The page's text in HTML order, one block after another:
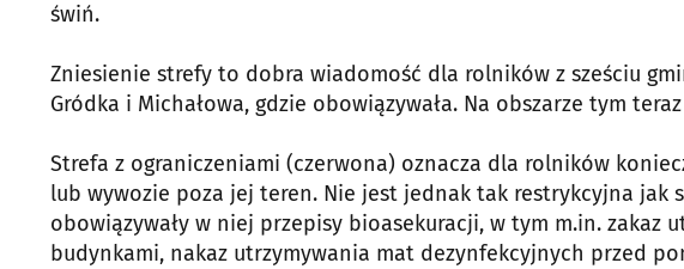
świń.
Zniesienie strefy to dobra wiadomość dla rolników z sześciu
Gródka i Michałowa, gdzie obowiązywała. Na obszarze tym
Strefa z ograniczeniami (czerwona) oznacza dla rolników
lub wywozie poza jej teren. Nie jest jednak tak restrykcyjna jak
obowiązywały w niej przepisy bioasekuracji, w tym m.in. zakaz
budynkami, nakaz utrzymywania mat dezynfekcyjnych przed